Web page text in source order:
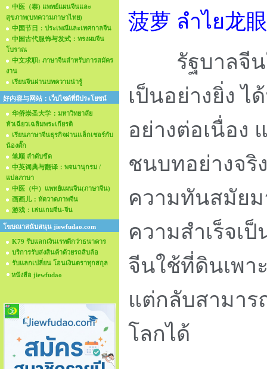
中医（泰) แพทย์แผนจีนและ
สุขภาพ(บทความภาษาไทย)
中国节日：ประเพณีและเทศกาลจีน
中国古代服饰与发式：ทรงผมจีน
โบราณ
中文求职: ภาษาจีนสำหรับการสมัคร
งาน
เรียนจีนผ่านบทความน่ารู้
好内容与网站：เว็บไซด์ที่มีประโยชน์
华侨崇圣大学：มหาวิทยาลัย
หัวเฉียวเฉลิมพระเกียรติ
เรียนภาษาจีนธุรกิจผ่านเเล็กเชอร์กับ
น้องตั๊ก
笔顺 ลำดับขีด
中英词典与翻译：พจนานุกรม /
แปลภาษา
中医（中）แพทย์แผนจีน(ภาษาจีน)
画画儿：หัดวาดภาพจีน
游戏：เล่นเกมจีน-จีน
โฆษณาสนับสนุน jiewfudao.com
K79 รับแลกเงินเรทดีกว่าธนาคาร
บริการรับส่งสินค้าด้วยรถสิบล้อ
รับแลกเปลี่ยน โอนเงินตราทุกสกุล
หนังสือ jiewfudao
菠萝 ลำไย龙
รัฐบาลจีนใ
เป็นอย่างยิ่ง ไ
อย่างต่อเนื่อง
ชนบทอย่างจริ
ความทันสมัยม
ความสำเร็จเ
จีนใช้ที่ดินเพา
แต่กลับสามาร
โลกได้